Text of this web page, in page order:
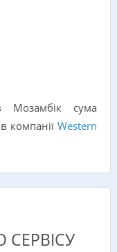
Мозамбік сума
компаніїWestern